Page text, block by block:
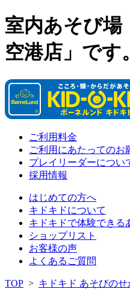
室内あそび場
空港店」です。
ご利用料金
ご利用にあたってのお
プレイリーダーについ
採用情報
はじめての方へ
キドキドについて
キドキドで体験できる
ショップリスト
お客様の声
よくあるご質問
TOP > キドキド あそびの